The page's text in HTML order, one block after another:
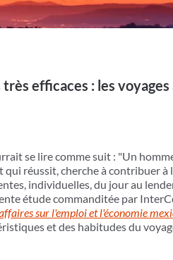
efficaces : les voyages
se lire comme suit : "Un
réussit, cherche à contribuer
individuelles, du jour au
étude commanditée par
sur l'emploi et l'économie
et des habitudes du